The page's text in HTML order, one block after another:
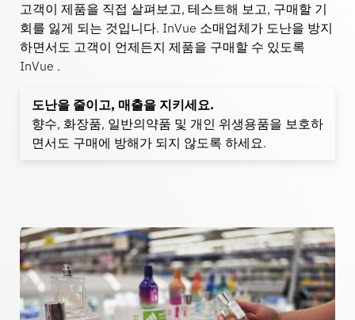
픽스처 제작사
고객이 제품을 직접 살펴보고, 테스트해 보고, 구매할 기
회를 잃게 되는 것입니다. InVue 소매업체가 도난을 방지
하면서도 고객이 언제든지 제품을 구매할 수 있도록
InVue .
도난을 줄이고, 매출을 지키세요.
향수, 화장품, 일반의약품 및 개인 위생용품을 보호하
면서도 구매에 방해가 되지 않도록 하세요.